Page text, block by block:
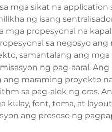
mga sikat na
ng isang
mga propesyonal na
sa negosyo
samantalang ang
ng pag-aaral.
maraming proyekto
sa pag-alok ng oras.
font, tema, at
ang proseso ng